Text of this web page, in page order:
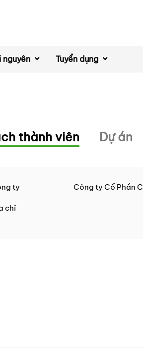
nguyên Tuyển dụng
thành viên Dự án
ty Công ty Cổ Phần
chỉ